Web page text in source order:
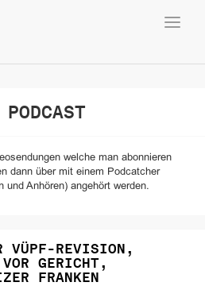
PODCAST
welche man abonnieren
dann über mit einem Podcatcher
und Anhören) angehört werden.
VÜPF-REVISION,
VOR GERICHT,
FRANKEN